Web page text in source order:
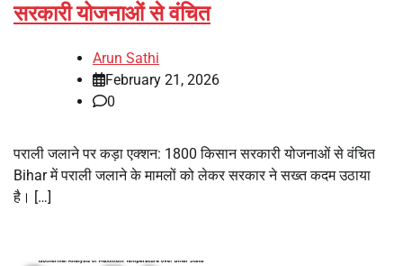
सरकारी योजनाओं से वंचित
Arun Sathi
February 21, 2026
0
पराली जलाने पर कड़ा एक्शन: 1800 किसान सरकारी योजनाओं से वंचित
Bihar में पराली जलाने के मामलों को लेकर सरकार ने सख्त कदम उठाया
है। […]